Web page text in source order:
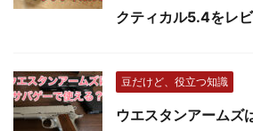
クティカル5.4をレ
豆だけど、役立つ知識
ウエスタンアームズ